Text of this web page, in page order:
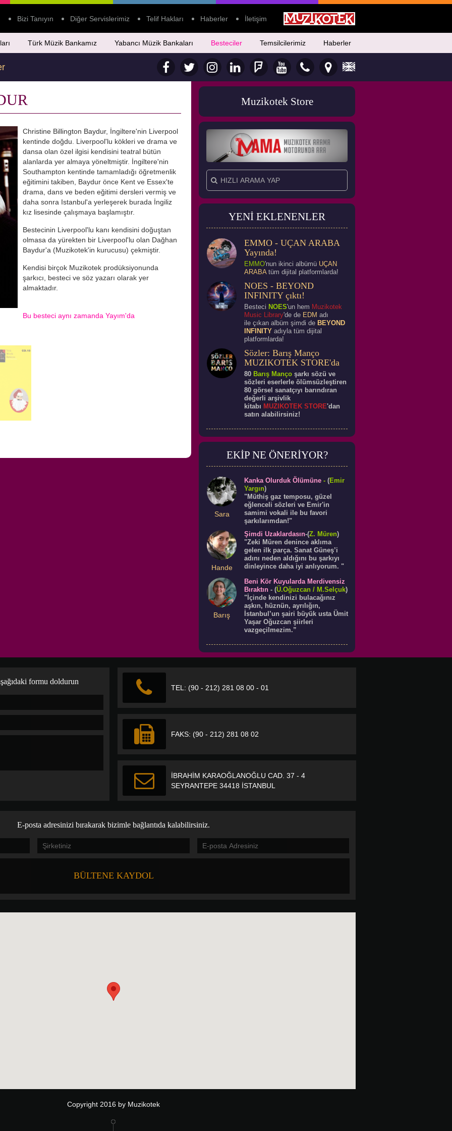
Bizi Tanıyın Diğer Servislerimiz Telif Hakları Haberler İletişim
Türk Müzik Bankamız Yabancı Müzik Bankaları Besteciler Temsilcilerimiz Haberler
Christine Billington Baydur, İngiltere'nin Liverpool
kentinde doğdu. Liverpool'lu kökleri ve drama ve
dansa olan özel ilgisi kendisini teatral bütün
alanlarda yer almaya yöneltmiştir. İngiltere'nin
Southampton kentinde tamamladığı öğretmenlik
eğitimini takiben, Baydur önce Kent ve Essex'te
drama, dans ve beden eğitimi dersleri vermiş ve
daha sonra Istanbul'a yerleşerek burada İngiliz
kız lisesinde çalışmaya başlamıştır.
Bestecinin Liverpool'lu kanı kendisini doğuştan
olmasa da yürekten bir Liverpool'lu olan Dağhan
Baydur'a (Muzikotek'in kurucusu) çekmiştir.
Kendisi birçok Muzikotek prodüksiyonunda
şarkıcı, besteci ve söz yazarı olarak yer
almaktadır.
Bu besteci aynı zamanda Yayım'da
Muzikotek Store
YENİ EKLENENLER
EMMO - UÇAN ARABA
Yayında!
EMMO'nun ikinci albümü UÇAN
ARABAtüm dijital platformlarda!
NOES - BEYOND
INFINITY çıktı!
Besteci NOES'un hem Muzikotek
Music Library'de de EDM adı
ile çıkan albüm şimdi de BEYOND
INFINITY adıyla tüm dijital
platformlarda!
Sözler: Barış Manço
MUZIKOTEK STORE'da
80 Barış Manço şarkı sözü ve
sözleri eserlerle ölümsüzleştiren
80 görsel sanatçıyı barındıran
değerli arşivlik
kitabı MUZIKOTEK STORE'dan
satın alabilirsiniz!
EKİP NE ÖNERİYOR?
Sara
Kanka Olurduk Ölümüne -(Emir
Yargın)
"Müthiş gaz temposu, güzel
eğlenceli sözleri ve Emir'in
samimi vokali ile bu favori
şarkılarımdan!"
Hande
Şimdi Uzaklardasın-(Z. Müren)
"Zeki Müren denince aklıma
gelen ilk parça. Sanat Güneş’i
adını neden aldığını bu şarkıyı
dinleyince daha iyi anlıyorum. "
Barış
Beni Kör Kuyularda Merdivensiz
Bıraktın -(Ü.Oğuzcan / M.Selçuk)
"İçinde kendinizi bulacağınız
aşkın, hüznün, ayrılığın,
İstanbul’un şairi büyük usta Ümit
Yaşar Oğuzcan şiirleri
vazgeçilmezim.”
formu doldurun
TEL: (90 - 212) 281 08 00 - 01
FAKS: (90 - 212) 281 08 02
İBRAHİM KARAOĞLANOĞLU CAD. 37 - 4
SEYRANTEPE 34418 İSTANBUL
E-posta adresinizi bırakarak bizimle bağlantıda kalabilirsiniz.
Copyright 2016 by Muzikotek